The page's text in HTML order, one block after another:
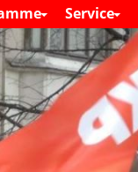
M
a
i
n
m
e
n
S
k
i
p
t
o
c
Service